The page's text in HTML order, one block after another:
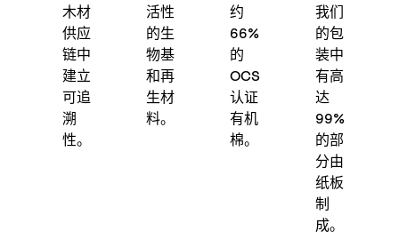
木材
供应
链中
建立
可追
溯
性。
活性
的生
物基
和再
生材
料。
约
66%
的
OCS
认证
有机
棉。
我们
的包
装中
有高
达
99%
的部
分由
纸板
制
成。